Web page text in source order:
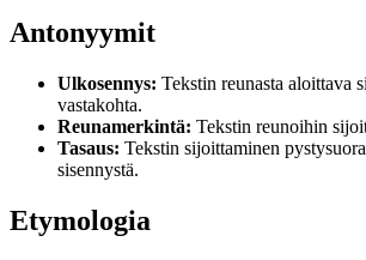
Antonyymit
Ulkosennys: Tekstin reunasta aloittava
vastakohta.
Reunamerkintä: Tekstin reunoihin
Tasaus: Tekstin sijoittaminen
sisennystä.
Etymologia